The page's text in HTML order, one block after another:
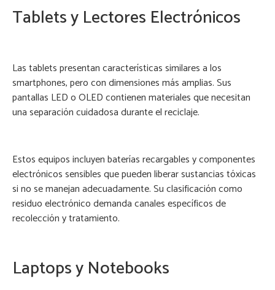
Tablets y Lectores Electrónicos
Las tablets presentan características similares a los
smartphones, pero con dimensiones más amplias. Sus
pantallas LED o OLED contienen materiales que necesitan
una separación cuidadosa durante el reciclaje.
Estos equipos incluyen baterías recargables y componentes
electrónicos sensibles que pueden liberar sustancias tóxicas
si no se manejan adecuadamente. Su clasificación como
residuo electrónico demanda canales específicos de
recolección y tratamiento.
Laptops y Notebooks